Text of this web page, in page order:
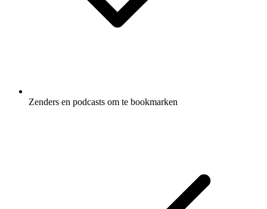
Zenders en podcasts om te bookmarken